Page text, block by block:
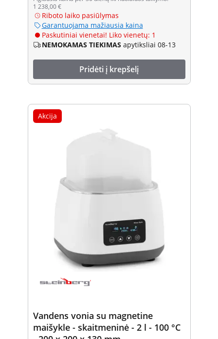
1 238,00 €
Riboto laiko pasiūlymas
Garantuojama mažiausia kaina
Paskutiniai vienetai! Liko vienetų: 1
NEMOKAMAS TIEKIMAS apytiksliai 08-13
Pridėti į krepšelį
Akcija
Vandens vonia su magnetine
maišykle - skaitmeninė - 2 l - 100 °C